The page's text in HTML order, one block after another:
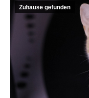
Zuhause gefunden